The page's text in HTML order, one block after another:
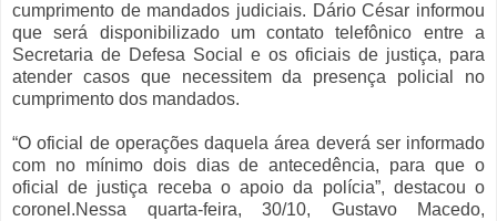
cumprimento de mandados judiciais. Dário César informou
que será disponibilizado um contato telefônico entre a
Secretaria de Defesa Social e os oficiais de justiça, para
atender casos que necessitem da presença policial no
cumprimento dos mandados.
“O oficial de operações daquela área deverá ser informado
com no mínimo dois dias de antecedência, para que o
oficial de justiça receba o apoio da polícia”, destacou o
coronel.Nessa quarta-feira, 30/10, Gustavo Macedo,